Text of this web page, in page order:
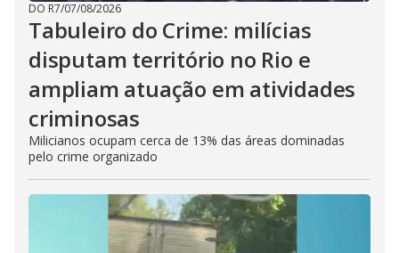
DO R7/07/08/2026
Tabuleiro do Crime: milícias
disputam território no Rio e
ampliam atuação em atividades
criminosas
Milicianos ocupam cerca de 13% das áreas dominadas
pelo crime organizado